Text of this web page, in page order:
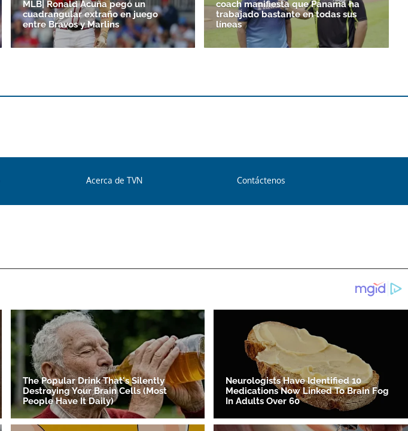
MLB| Ronald Acuña pegó un
cuadrangular extraño en juego
entre Bravos y Marlins
coach manifiesta que Panamá ha
trabajado bastante en todas sus
líneas
Acerca de TVN Contáctenos